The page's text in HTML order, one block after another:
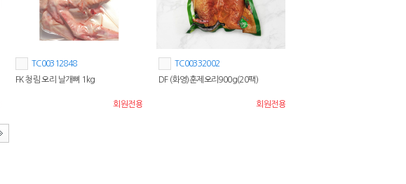
TC00312848
FK 청림 오리 날개뼈 1kg
회원전용
TC00332002
DF (화영)훈제오리900g(20팩)
회원전용